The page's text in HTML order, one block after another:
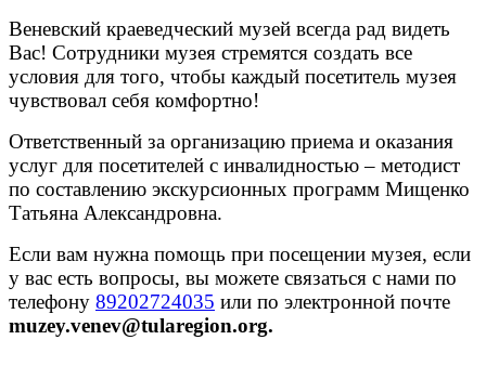
Веневский краеведческий музей всегда рад видеть
Вас! Сотрудники музея стремятся создать все
условия для того, чтобы каждый посетитель музея
чувствовал себя комфортно!
Ответственный за организацию приема и оказания
услуг для посетителей с инвалидностью – методист
по составлению экскурсионных программ Мищенко
Татьяна Александровна.
Если вам нужна помощь при посещении музея, если
у вас есть вопросы, вы можете связаться с нами по
телефону 89202724035 или по электронной почте
muzey.venev@tularegion.org.